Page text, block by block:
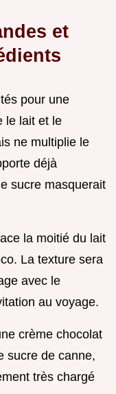
et
pour une
le lait et le
ne multiplie le
déjà
sucre masquerait
la moitié du lait
La texture sera
avec le
au voyage.
crème chocolat
sucre de canne,
très chargé